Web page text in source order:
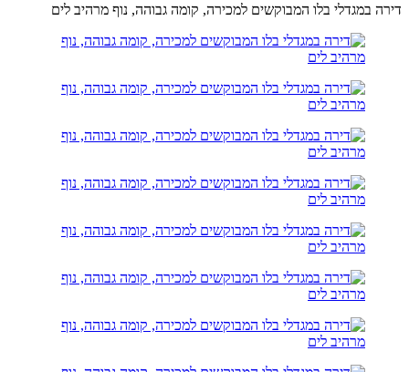
דירה במגדלי בלו המבוקשים למכירה, קומה גבוהה, נוף מרהיב לים